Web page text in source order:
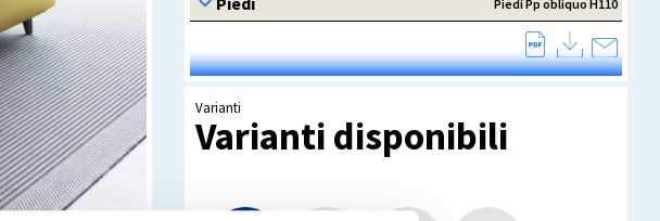
Varianti
Varianti disponibili